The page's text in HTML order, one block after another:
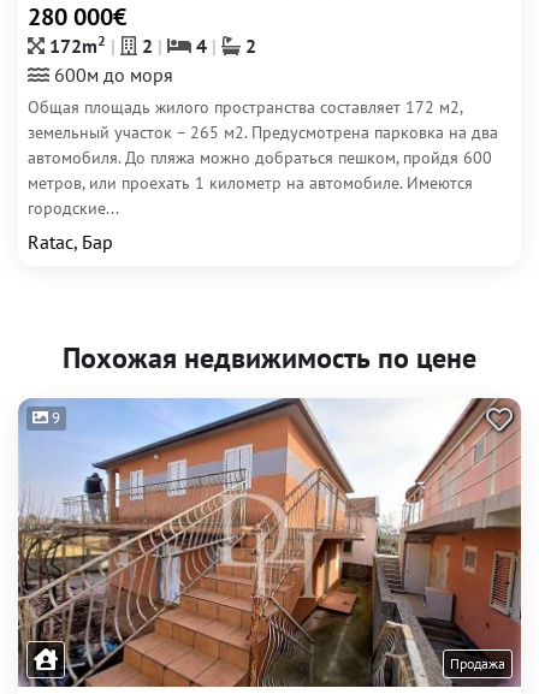
280 000€
172m2 2 4
2
600м до моря
Общая площадь жилого пространства составляет 172 м2,
земельный участок – 265 м2. Предусмотрена парковка на два
автомобиля. До пляжа можно добраться пешком, пройдя 600
метров, или проехать 1 километр на автомобиле. Имеются
городские...
Ratac, Бар
Похожая недвижимость по цене
9
Продажа